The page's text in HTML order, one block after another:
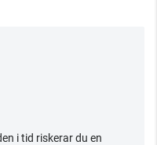
i tid riskerar du en